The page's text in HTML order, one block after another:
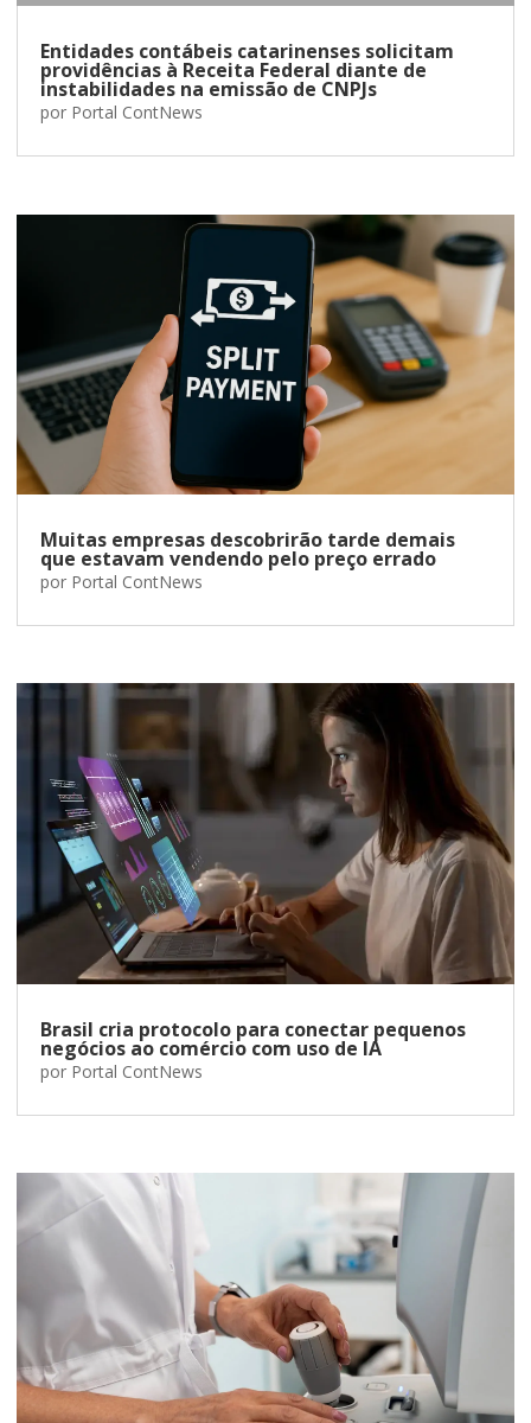
Entidades contábeis catarinenses solicitam
providências à Receita Federal diante de
instabilidades na emissão de CNPJs
por Portal ContNews
Muitas empresas descobrirão tarde demais
que estavam vendendo pelo preço errado
por Portal ContNews
Brasil cria protocolo para conectar pequenos
negócios ao comércio com uso de IA
por Portal ContNews